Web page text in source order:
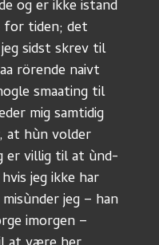
og er ikke istand
tiden; det
sidst skrev til
rörende naivt
smaating til
mig samtidig
at hùn volder
er villig til at ùnd-
jeg ikke har
misùnder jeg – han
imorgen –